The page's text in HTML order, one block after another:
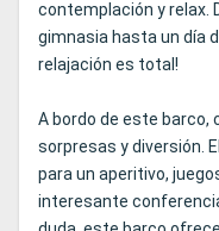
contemplación y relax.
gimnasia hasta un día
relajación es total!
A bordo de este barco,
sorpresas y diversión.
para un aperitivo,
interesante